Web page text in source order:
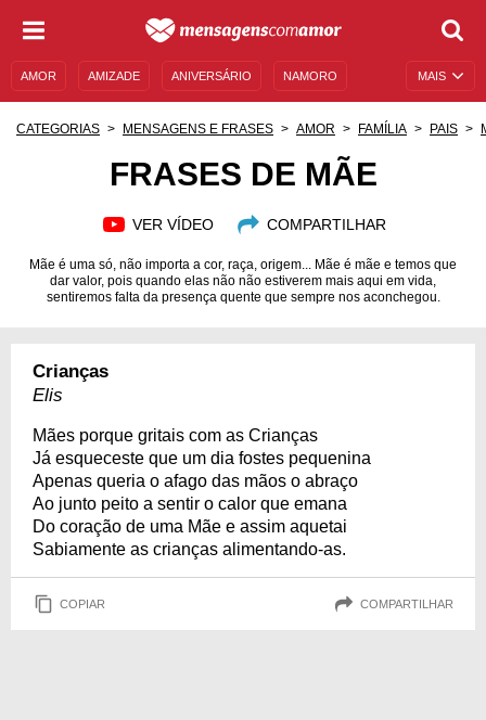
MAIS
AMOR AMIZADE ANIVERSÁRIO NAMORO
DESCULPAS
CATEGORIAS MENSAGENS E FRASES AMOR FAMÍLIA PAIS
FRASES DE MÃE
VER VÍDEO COMPARTILHAR
Mãe é uma só, não importa a cor, raça, origem... Mãe é mãe e temos que
dar valor, pois quando elas não não estiverem mais aqui em vida,
sentiremos falta da presença quente que sempre nos aconchegou.
Crianças
Elis
Mães porque gritais com as Crianças
Já esqueceste que um dia fostes pequenina
Apenas queria o afago das mãos o abraço
Ao junto peito a sentir o calor que emana
Do coração de uma Mãe e assim aquetai
Sabiamente as crianças alimentando-as.
COPIAR COMPARTILHAR